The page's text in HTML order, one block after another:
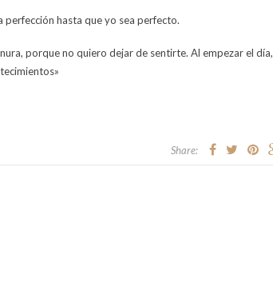
perfección hasta que yo sea perfecto.
porque no quiero dejar de sentirte. Al empezar el día,
Share: